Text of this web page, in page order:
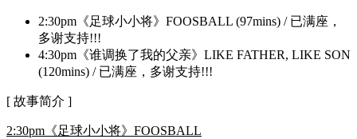
2:30pm《足球小小将》FOOSBALL (97mins) / 已满座，
多谢支持!!!
4:30pm《谁调换了我的父亲》LIKE FATHER, LIKE SON
(120mins) / 已满座，多谢支持!!!
[ 故事简介 ]
2:30pm《足球小小将》FOOSBALL